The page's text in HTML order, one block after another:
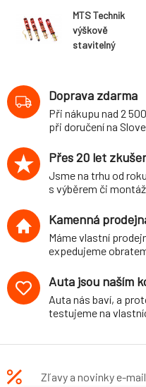
MTS Technik
výškově
stavitelný
VW Golf I (typ 17,
74-84)
Doprava zdarma
Při nákupu nad 2
při doručení na
Přes 20 let
Jsme na trhu od
s výběrem či
Kamenná
Máme vlastní
expedujeme
Auta jsou naším
Auta nás baví, a
testujeme na
Zľavy a novinky e-